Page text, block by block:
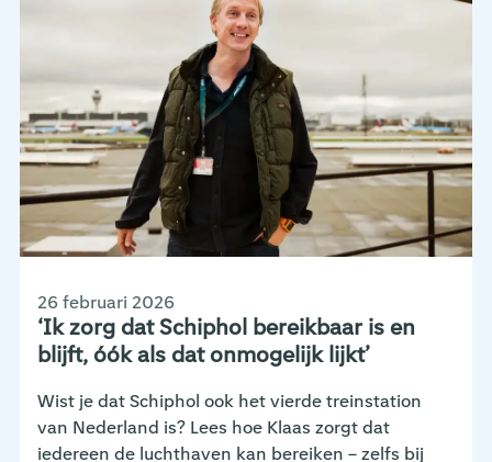
‘Ik zorg dat Schiphol bereikbaar is en
blijft, óók als dat onmogelijk lijkt’
26 februari 2026
Wist je dat Schiphol ook het vierde treinstation
van Nederland is? Lees hoe Klaas zorgt dat
iedereen de luchthaven kan bereiken – zelfs bij